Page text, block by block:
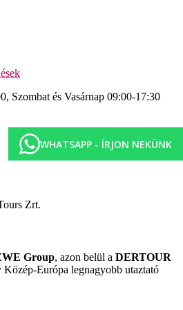
a tengerparti kabint
néző, földszint
erkély nyugágyakkal és
sorban
néző
és nappalival, az első sorban,
ággyal
légkondicionáló
(naponta feltöltve vízzel)
(ingyenes)
találhatók
rendelkezik)
Szombat és Vasárnap 09:00-17:30
WHATSAPP - ÍRJON NEKÜNK
Zrt.
Group, azon belül a DERTOUR
Európa legnagyobb utaztató